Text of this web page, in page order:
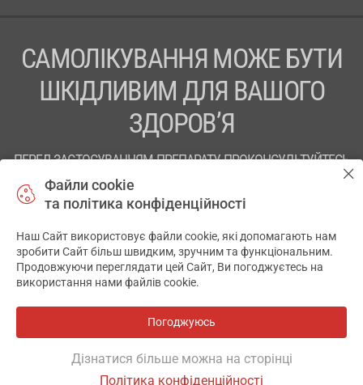
Фільтр
САМОЛІКУВАННЯ МОЖЕ БУТИ
ШКІДЛИВИМ ДЛЯ ВАШОГО
ЗДОРОВ’Я
ПЕРЕД ЗАСТОСУВАННЯМ ПРЕПАРАТУ ПРОКОНСУЛЬТУЙТЕСЬ
ТОВ «АПТЕКА 911.ЮА» Код ЄДРПОУ 43631965.
Відмова від відповідальності
© 2014-2026. Медична інформаційна система АПТЕКА911.ЮА
Файли cookie
та політика конфіденційності
Наш Сайт використовує файли cookie, які допомагають нам
зробити Сайт більш швидким, зручним та функціональним.
Продовжуючи переглядати цей Сайт, Ви погоджуєтесь на
використання нами файлів cookie.
Погоджуюсь
Дізнатися більше можна на сторінці
Політика конфіденційності